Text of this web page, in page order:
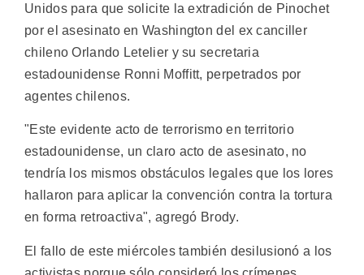
Unidos para que solicite la extradición de Pinochet
por el asesinato en Washington del ex canciller
chileno Orlando Letelier y su secretaria
estadounidense Ronni Moffitt, perpetrados por
agentes chilenos.
"Este evidente acto de terrorismo en territorio
estadounidense, un claro acto de asesinato, no
tendría los mismos obstáculos legales que los lores
hallaron para aplicar la convención contra la tortura
en forma retroactiva", agregó Brody.
El fallo de este miércoles también desilusionó a los